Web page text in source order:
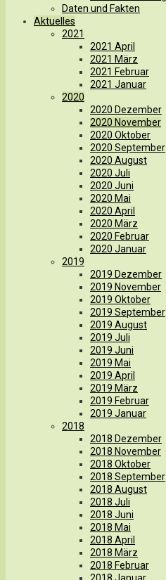
Daten und Fakten
Aktuelles
2021
2021 April
2021 März
2021 Februar
2021 Januar
2020
2020 Dezember
2020 November
2020 Oktober
2020 September
2020 August
2020 Juli
2020 Juni
2020 Mai
2020 April
2020 März
2020 Februar
2020 Januar
2019
2019 Dezember
2019 November
2019 Oktober
2019 September
2019 August
2019 Juli
2019 Juni
2019 Mai
2019 April
2019 März
2019 Februar
2019 Januar
2018
2018 Dezember
2018 November
2018 Oktober
2018 September
2018 August
2018 Juli
2018 Juni
2018 Mai
2018 April
2018 März
2018 Februar
2018 Januar